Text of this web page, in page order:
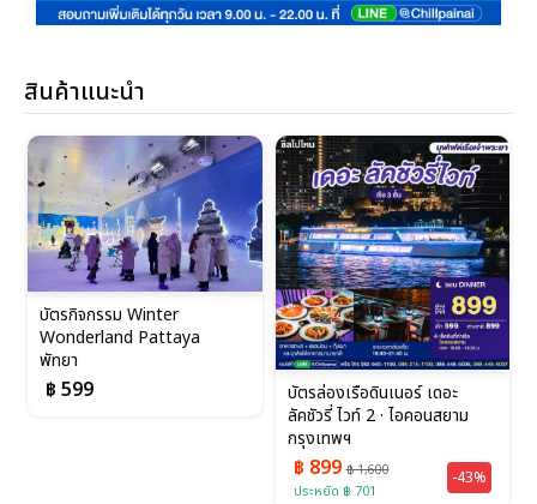
สินค้าแนะนำ
บัตรล่องเรือดินเนอร์ เดอะ
บัตรล่องเรือดินเนอร์ ไวท์ ออร์
คิด ริเวอร์ ครูซ 1 (รอบ 19.00
น.) ·...
฿ 899฿ 2,500
ประหยัด ฿ 1,601
-64%